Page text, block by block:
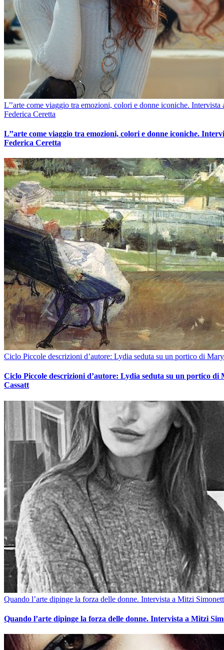
L’’arte come viaggio tra emozioni, colori e donne iconiche. Intervista
Federica Ceretta
L’’arte come viaggio tra emozioni, colori e donne iconiche.
Federica Ceretta
Ciclo Piccole descrizioni d’autore: Lydia seduta su un portico di
Ciclo Piccole descrizioni d’autore: Lydia seduta su un portico di
Cassatt
Quando l’arte dipinge la forza delle donne. Intervista a Mitzi
Quando l’arte dipinge la forza delle donne. Intervista a Mitzi